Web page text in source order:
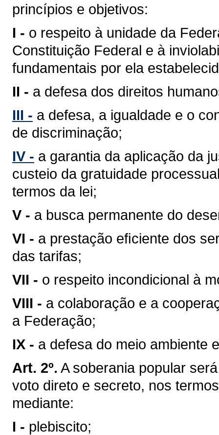
princípios e objetivos:
I - o respeito à unidade da
Constituição Federal e à
fundamentais por ela
II - a defesa dos direitos
III - a defesa, a igualdade e o
de discriminação;
IV - a garantia da aplicação da
custeio da gratuidade
termos da lei;
V - a busca permanente do
VI - a prestação eﬁciente dos
das tarifas;
VII - o respeito incondicional à
VIII - a colaboração e a
a Federação;
IX - a defesa do meio ambiente
Art. 2º. A soberania popular
voto direto e secreto, nos
mediante:
I - plebiscito;